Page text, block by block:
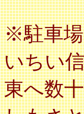
※駐車
いちい
東へ数